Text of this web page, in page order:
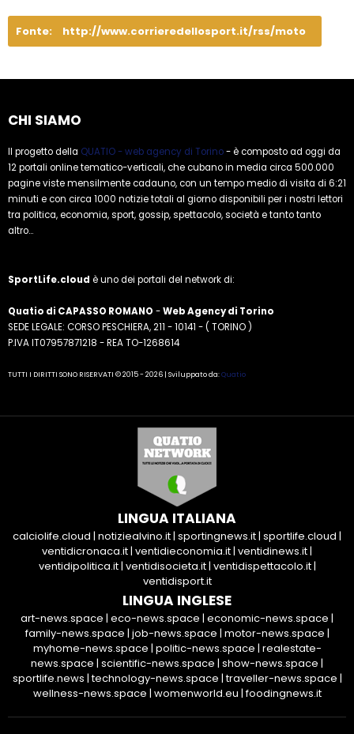
Fonte: http://www.corrieredellosport.it/rss/moto
CHI SIAMO
Il progetto della QUATIO - web agency di Torino- è composto ad oggi da
12 portali online tematico-verticali, che cubano in media circa 500.000
pagine viste mensilmente cadauno, con un tempo medio di visita di 6:21
minuti e con circa 1000 notizie totali al giorno disponibili per i nostri lettori
tra politica, economia, sport, gossip, spettacolo, società e tanto tanto
altro...
SportLife.cloud è uno dei portali del network di:
Quatio di CAPASSO ROMANO -Web Agency di Torino
SEDE LEGALE: CORSO PESCHIERA, 211 - 10141 - ( TORINO )
P.IVA IT07957871218 - REA TO-1268614
TUTTI I DIRITTI SONO RISERVATI © 2015 - 2026 | Sviluppato da:Quatio
LINGUA ITALIANA
calciolife.cloud | notiziealvino.it| sportingnews.it| sportlife.cloud |
ventidicronaca.it| ventidieconomia.it| ventidinews.it|
ventidipolitica.it| ventidisocieta.it| ventidispettacolo.it|
ventidisport.it
LINGUA INGLESE
art-news.space | eco-news.space | economic-news.space |
family-news.space | job-news.space | motor-news.space |
myhome-news.space | politic-news.space | realestate-
news.space | scientific-news.space | show-news.space |
sportlife.news |technology-news.space |traveller-news.space |
wellness-news.space | womenworld.eu |foodingnews.it